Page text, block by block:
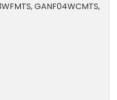
GANF04WCMTS,